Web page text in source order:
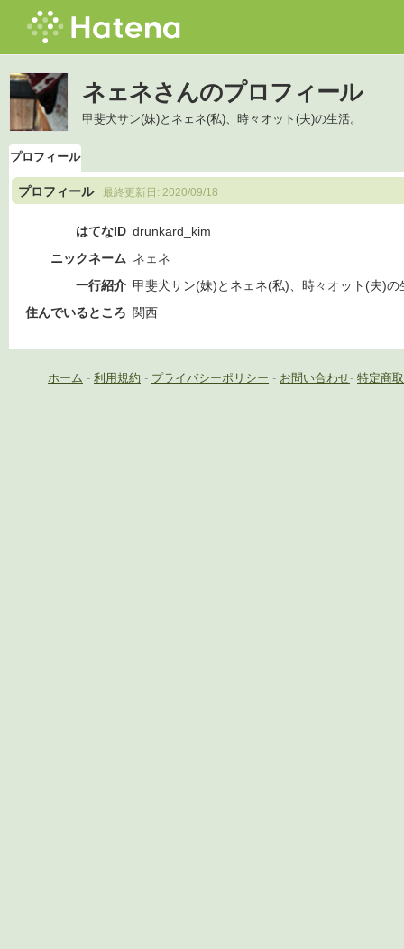
ネェネさんのプロフィール
甲斐犬サン(妹)とネェネ(私)、時々オット(夫)の生活。
プロフィール
プロフィール 最終更新日: 2020/09/18
はてなID drunkard_kim
ニックネーム ネェネ
一行紹介 甲斐犬サン(妹)とネェネ(私)、時々オット(夫)の
住んでいるところ 関西
ホーム - 利用規約 - プライバシーポリシー - お問い合わせ- 特定商